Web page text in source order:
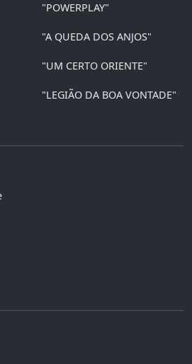
"POWERPLAY"
"A QUEDA DOS ANJOS"
"UM CERTO ORIENTE"
"LEGIÃO DA BOA VONTADE"